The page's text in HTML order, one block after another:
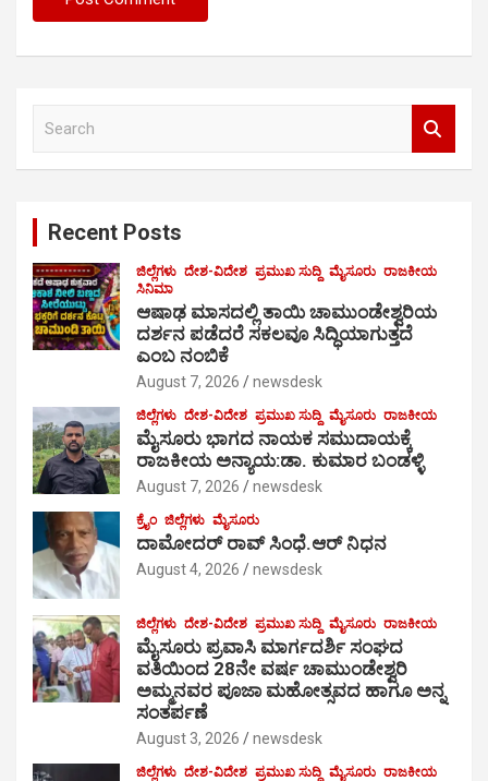
Recent Posts
ಜಿಲ್ಲೆಗಳು ದೇಶ-ವಿದೇಶ ಪ್ರಮುಖ ಸುದ್ದಿ ಮೈಸೂರು ರಾಜಕೀಯ
ಸಿನಿಮಾ
ಆಷಾಢ ಮಾಸದಲ್ಲಿ ತಾಯಿ ಚಾಮುಂಡೇಶ್ವರಿಯ
ದರ್ಶನ ಪಡೆದರೆ ಸಕಲವೂ ಸಿದ್ಧಿಯಾಗುತ್ತದೆ
ಎಂಬ ನಂಬಿಕೆ
August 7, 2026 newsdesk
ಜಿಲ್ಲೆಗಳು ದೇಶ-ವಿದೇಶ ಪ್ರಮುಖ ಸುದ್ದಿ ಮೈಸೂರು ರಾಜಕೀಯ
ಮೈಸೂರು ಭಾಗದ ನಾಯಕ ಸಮುದಾಯಕ್ಕೆ
ರಾಜಕೀಯ ಅನ್ಯಾಯ:ಡಾ. ಕುಮಾರ ಬಂಡಳ್ಳಿ
August 7, 2026 newsdesk
ಕ್ರೈಂ ಜಿಲ್ಲೆಗಳು ಮೈಸೂರು
ದಾಮೋದರ್ ರಾವ್ ಸಿಂಧೆ.ಆರ್ ನಿಧನ
August 4, 2026 newsdesk
ಜಿಲ್ಲೆಗಳು ದೇಶ-ವಿದೇಶ ಪ್ರಮುಖ ಸುದ್ದಿ ಮೈಸೂರು ರಾಜಕೀಯ
ಮೈಸೂರು ಪ್ರವಾಸಿ ಮಾರ್ಗದರ್ಶಿ ಸಂಘದ
ವತಿಯಿಂದ 28ನೇ ವರ್ಷ ಚಾಮುಂಡೇಶ್ವರಿ
ಅಮ್ಮನವರ ಪೂಜಾ ಮಹೋತ್ಸವದ ಹಾಗೂ ಅನ್ನ
ಸಂತರ್ಪಣೆ
August 3, 2026 newsdesk
ಜಿಲ್ಲೆಗಳು ದೇಶ-ವಿದೇಶ ಪ್ರಮುಖ ಸುದ್ದಿ ಮೈಸೂರು ರಾಜಕೀಯ